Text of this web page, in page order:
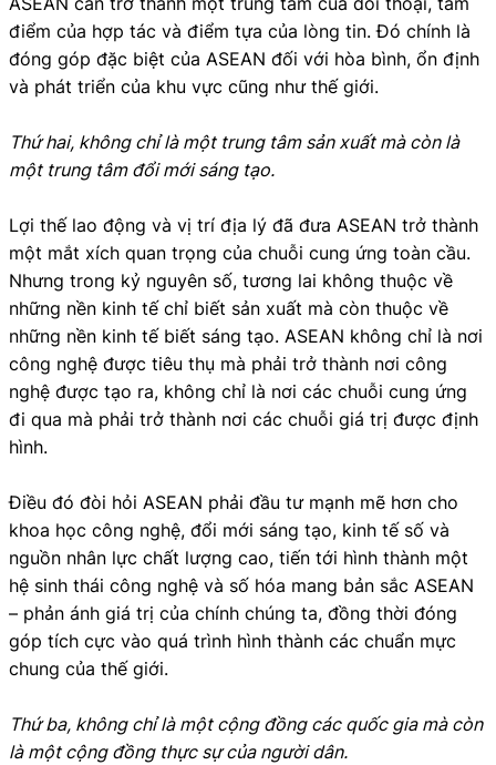
điểm của hợp tác và điểm tựa của lòng tin. Đó chính là
đóng góp đặc biệt của ASEAN đối với hòa bình, ổn định
và phát triển của khu vực cũng như thế giới.
Thứ hai, không chỉ là một trung tâm sản xuất mà còn là
một trung tâm đổi mới sáng tạo.
Lợi thế lao động và vị trí địa lý đã đưa ASEAN trở thành
một mắt xích quan trọng của chuỗi cung ứng toàn cầu.
Nhưng trong kỷ nguyên số, tương lai không thuộc về
những nền kinh tế chỉ biết sản xuất mà còn thuộc về
những nền kinh tế biết sáng tạo. ASEAN không chỉ là nơi
công nghệ được tiêu thụ mà phải trở thành nơi công
nghệ được tạo ra, không chỉ là nơi các chuỗi cung ứng
đi qua mà phải trở thành nơi các chuỗi giá trị được định
hình.
Điều đó đòi hỏi ASEAN phải đầu tư mạnh mẽ hơn cho
khoa học công nghệ, đổi mới sáng tạo, kinh tế số và
nguồn nhân lực chất lượng cao, tiến tới hình thành một
hệ sinh thái công nghệ và số hóa mang bản sắc ASEAN
– phản ánh giá trị của chính chúng ta, đồng thời đóng
góp tích cực vào quá trình hình thành các chuẩn mực
chung của thế giới.
Thứ ba, không chỉ là một cộng đồng các quốc gia mà còn
là một cộng đồng thực sự của người dân.